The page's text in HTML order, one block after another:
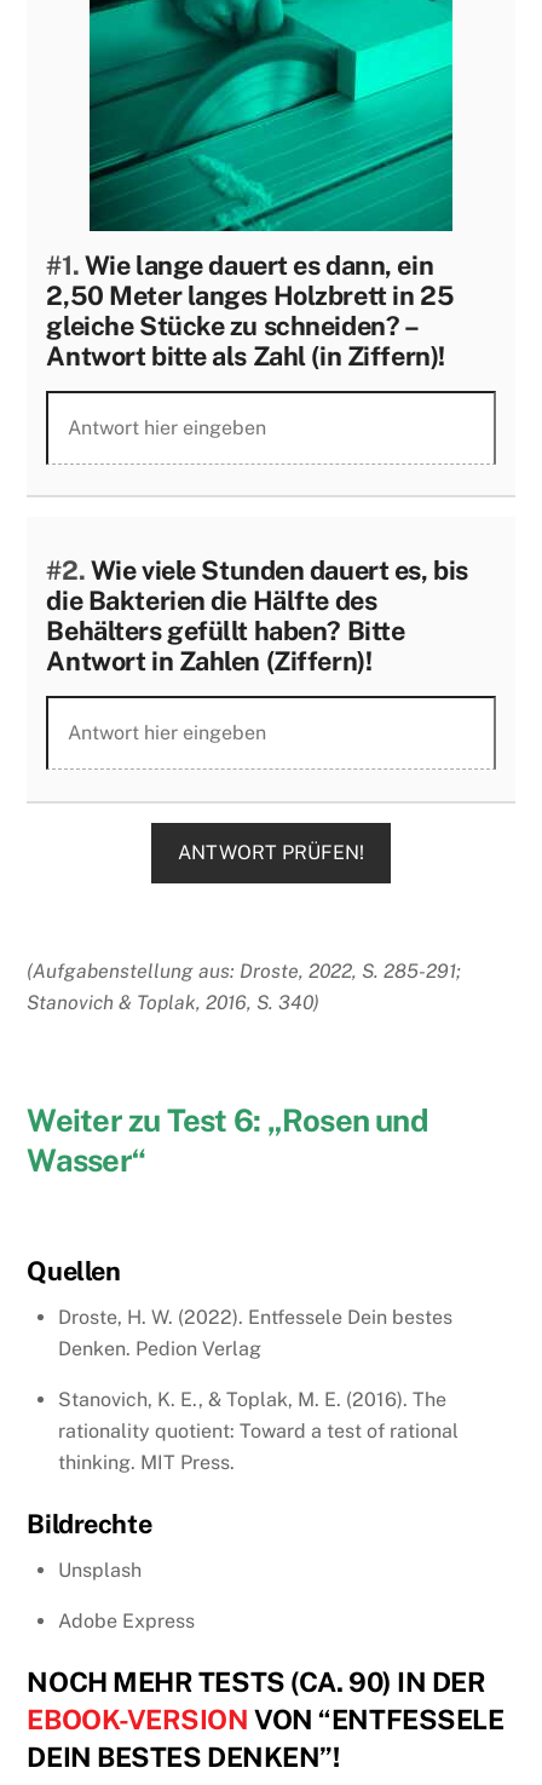
#1.Wie lange dauert es dann, ein
2,50 Meter langes Holzbrett in 25
gleiche Stücke zu schneiden? –
Antwort bitte als Zahl (in Ziffern)!
#2.Wie viele Stunden dauert es, bis
die Bakterien die Hälfte des
Behälters gefüllt haben? Bitte
Antwort in Zahlen (Ziffern)!
ANTWORT PRÜFEN!
(Aufgabenstellung aus: Droste, 2022, S. 285-291;
Stanovich & Toplak, 2016, S. 340)
Weiter zu Test 6: „Rosen und
Wasser“
Quellen
Droste, H. W. (2022). Entfessele Dein bestes
Denken. Pedion Verlag
Stanovich, K. E., & Toplak, M. E. (2016). The
rationality quotient: Toward a test of rational
thinking. MIT Press.
Bildrechte
Unsplash
Adobe Express
NOCH MEHR TESTS (CA. 90) IN DER
EBOOK-VERSION VON “ENTFESSELE
DEIN BESTES DENKEN”!